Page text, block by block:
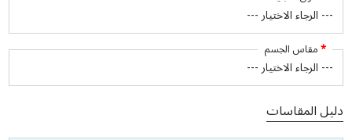
مقاس الجسم
دليل المقاسات